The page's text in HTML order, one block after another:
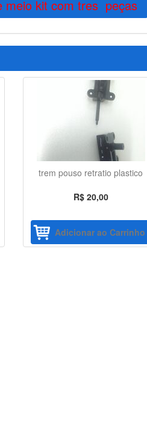
meio kit com tres peças
trem pouso retratio plastico
R$ 20,00
Adicionar ao Carrinho